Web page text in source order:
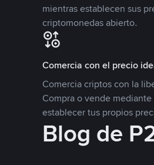
mientras establecen sus
criptomonedas abierto.
Comercia con el precio
Comercia criptos con la
Compra o vende
establecer tus propios
Blog de